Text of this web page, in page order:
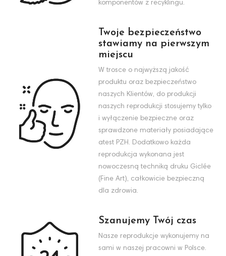
komponentów z recyklingu.
Twoje bezpieczeństwo
stawiamy na pierwszym
miejscu
W trosce o najwyższą jakość
produktu oraz bezpieczeństwo
naszych Klientów, do produkcji
naszych reprodukcji stosujemy tylko
i wyłączenie bezpieczne oraz
sprawdzone materiały posiadające
atest PZH. Dodatkowo każda
reprodukcja wykonana jest
nowoczesną techniką druku Giclée
(Fine Art), całkowicie bezpieczną
dla zdrowia.
Szanujemy Twój czas
Nasze reprodukcje wykonujemy na
sami w naszej pracowni w Polsce.